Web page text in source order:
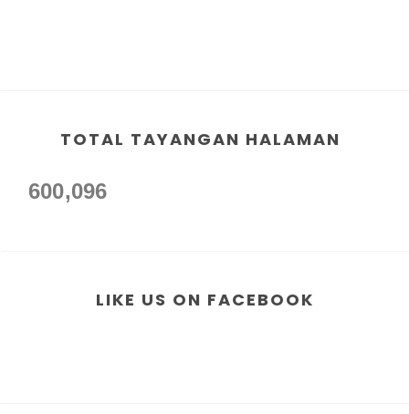
TOTAL TAYANGAN HALAMAN
600,096
LIKE US ON FACEBOOK